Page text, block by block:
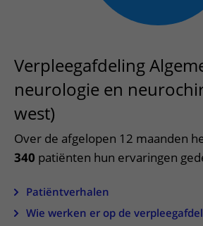
Onderzoeken en diagnostiek
Het Wilhelmina Kinderziekenhuis
Bezoektijden
Wijzigen patiëntgegevens
Mijn UMC Utrecht patiëntportaal
Faciliteiten en voorzieningen
Kwaliteit en veiligheid
Route naar het ziekenhuis
Wegwijs in het ziekenhuis
Contact met polikliniek
Contact met verpleegafdeling
Het Wilhelmina Kinderziekenhuis
Teleconsult aanvragen
Zorgverlenersportaal
Research
Onderwijs
Werken bij het UMC Utrecht
Verpleegafdeling
neurologie en
west)
Over de afgelopen 12 maanden
340 patiënten hun ervaringen
Patiëntverhalen
Wie werken er op de